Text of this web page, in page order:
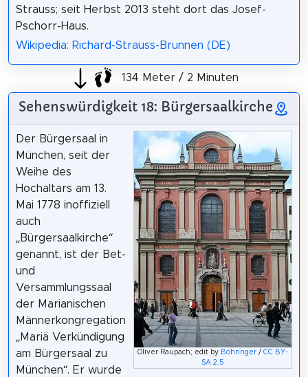
Strauss; seit Herbst 2013 steht dort das Josef-
Pschorr-Haus.
Wikipedia: Richard-Strauss-Brunnen (DE)
134 Meter / 2 Minuten
Sehenswürdigkeit 18: Bürgersaalkirche
Oliver Raupach; edit by Böhringer /CC BY-
SA 2.5
Der Bürgersaal in
München, seit der
Weihe des
Hochaltars am 13.
Mai 1778 inoffiziell
auch
„Bürgersaalkirche“
genannt, ist der Bet-
und
Versammlungssaal
der Marianischen
Männerkongregation
„Mariä Verkündigung
am Bürgersaal zu
München“. Er wurde